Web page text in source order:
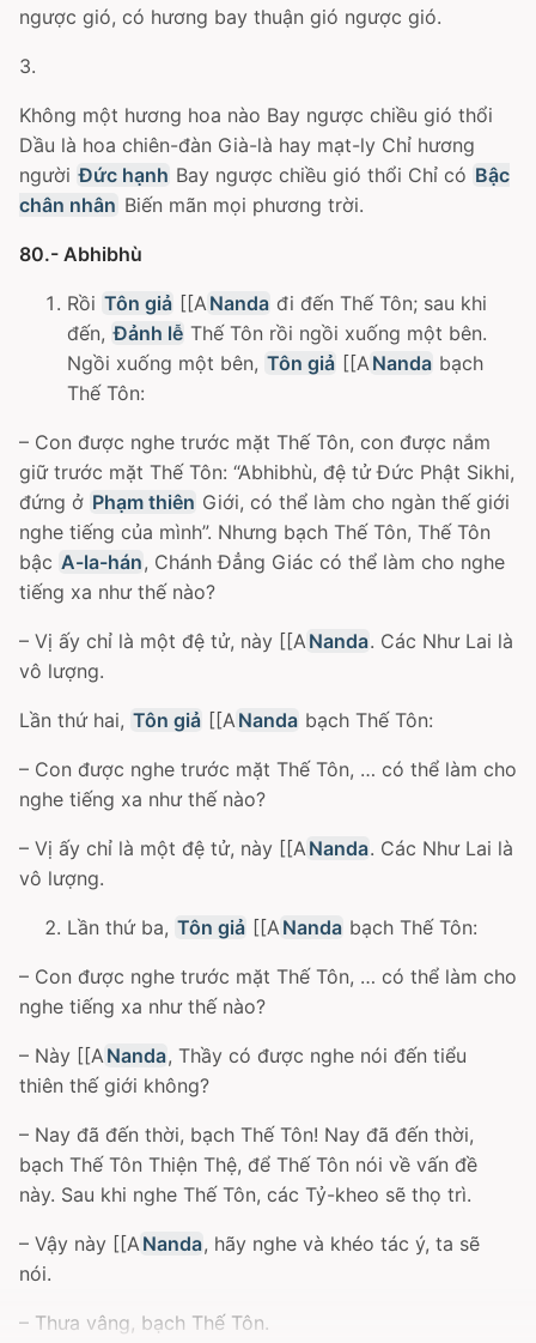
ngược gió, có hương bay thuận gió ngược gió.
3.
Không một hương hoa nào Bay ngược chiều gió thổi
Dầu là hoa chiên-đàn Già-là hay mạt-ly Chỉ hương
người Đức hạnh Bay ngược chiều gió thổi Chỉ có Bậc
chân nhân Biến mãn mọi phương trời.
80.- Abhibhù
Rồi Tôn giả [[A Nanda đi đến Thế Tôn; sau khi
đến, Đảnh lễ Thế Tôn rồi ngồi xuống một bên.
Ngồi xuống một bên, Tôn giả [[A Nanda bạch
Thế Tôn:
– Con được nghe trước mặt Thế Tôn, con được nắm
giữ trước mặt Thế Tôn: “Abhibhù, đệ tử Ðức Phật Sikhi,
đứng ở Phạm thiên Giới, có thể làm cho ngàn thế giới
nghe tiếng của mình”. Nhưng bạch Thế Tôn, Thế Tôn
bậc A-la-hán, Chánh Ðẳng Giác có thể làm cho nghe
tiếng xa như thế nào?
– Vị ấy chỉ là một đệ tử, này [[A Nanda. Các Như Lai là
vô lượng.
Lần thứ hai, Tôn giả [[A Nanda bạch Thế Tôn:
– Con được nghe trước mặt Thế Tôn, … có thể làm cho
nghe tiếng xa như thế nào?
– Vị ấy chỉ là một đệ tử, này [[A Nanda. Các Như Lai là
vô lượng.
Lần thứ ba, Tôn giả [[A Nanda bạch Thế Tôn:
– Con được nghe trước mặt Thế Tôn, … có thể làm cho
nghe tiếng xa như thế nào?
– Này [[A Nanda, Thầy có được nghe nói đến tiểu
thiên thế giới không?
– Nay đã đến thời, bạch Thế Tôn! Nay đã đến thời,
bạch Thế Tôn Thiện Thệ, để Thế Tôn nói về vấn đề
này. Sau khi nghe Thế Tôn, các Tỷ-kheo sẽ thọ trì.
– Vậy này [[A Nanda, hãy nghe và khéo tác ý, ta sẽ
nói.
– Thưa vâng, bạch Thế Tôn.